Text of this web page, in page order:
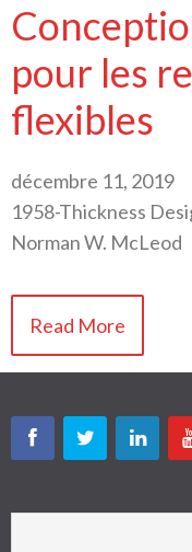
pour les
flexibles
décembre 11, 2019
1958-Thickness
Norman W. McLeod
Read More